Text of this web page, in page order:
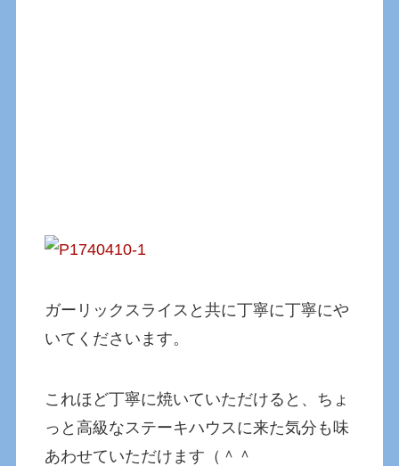
ガーリックスライスと共に丁寧に丁寧にや
いてくださいます。
これほど丁寧に焼いていただけると、ちょ
っと高級なステーキハウスに来た気分も味
あわせていただけます（＾＾